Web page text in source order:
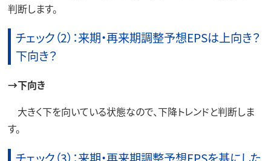
判断します。
チェック（2）：来期・再来期調整予想EPSは上向き？
下向き？
→下向き
大きく下を向いている状態なので、下降トレンドと判断しま
す。